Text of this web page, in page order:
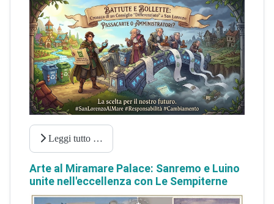
Leggi tutto …
Arte al Miramare Palace: Sanremo e Luino
unite nell'eccellenza con Le Sempiterne